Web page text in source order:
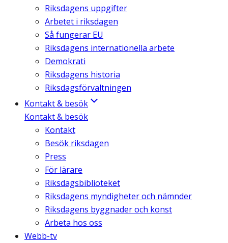
Riksdagens uppgifter
Arbetet i riksdagen
Så fungerar EU
Riksdagens internationella arbete
Demokrati
Riksdagens historia
Riksdagsförvaltningen
Kontakt & besök
Kontakt & besök
Kontakt
Besök riksdagen
Press
För lärare
Riksdagsbiblioteket
Riksdagens myndigheter och nämnder
Riksdagens byggnader och konst
Arbeta hos oss
Webb-tv